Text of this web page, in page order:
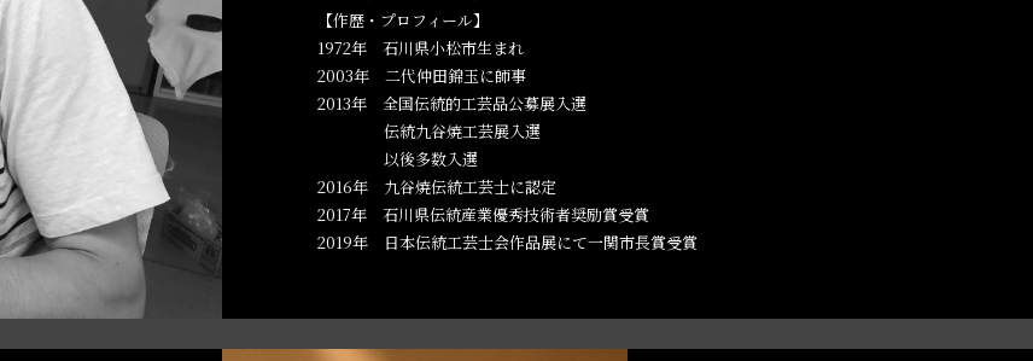
【作歴・プロフィール】
1972年 石川県小松市生まれ
2003年 二代仲田錦玉に師事
2013年 全国伝統的工芸品公募展入選
伝統九谷焼工芸展入選
以後多数入選
2016年 九谷焼伝統工芸士に認定
2017年 石川県伝統産業優秀技術者奨励賞受賞
2019年 日本伝統工芸士会作品展にて一関市長賞受賞